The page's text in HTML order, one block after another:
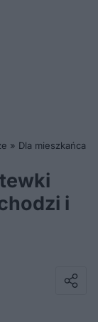
» Dla mieszkańca
i